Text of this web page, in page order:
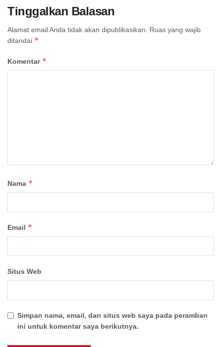
Tinggalkan Balasan
Alamat email Anda tidak akan dipublikasikan. Ruas yang wajib
ditandai *
Komentar *
Nama *
Email *
Situs Web
Simpan nama, email, dan situs web saya pada peramban
ini untuk komentar saya berikutnya.